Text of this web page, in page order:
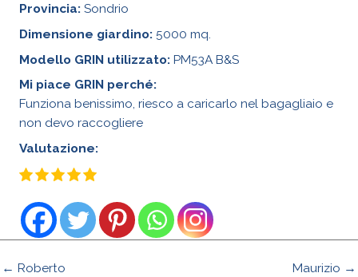
Provincia: Sondrio
Dimensione giardino: 5000 mq.
Modello GRIN utilizzato: PM53A B&S
Mi piace GRIN perché:
Funziona benissimo, riesco a caricarlo nel bagagliaio e
non devo raccogliere
Valutazione:
← Roberto Maurizio →